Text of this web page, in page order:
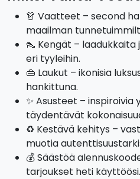
👗 Vaatteet – second
maailman
👠 Kengät –
eri tyyleihin.
👜 Laukut – ikonisia
hankittuna.
✨ Asusteet – inspiroivia
täydentävät
♻️ Kestävä kehitys –
muotia
💰 Säästöä
tarjoukset heti käyttöösi.